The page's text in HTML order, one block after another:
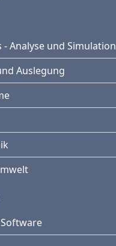
Analyse und Simulation
Auslegung
Software